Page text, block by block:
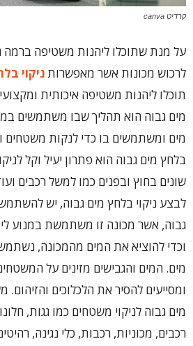
קרדיט canva
על מנת שתוכלו ליהנות משטיפה ברמה
לרכוש מכונות אשר מאפשרותניקוי
תוכלו ליהנות משטיפה איכותית
מים גבוה הוא תהליך שבו משתמשים
מים ומשתמשים בו כדי לנקות משטחים
בלחץ מים גבוה הוא פתרון יעיל וקל
שונים בחוץ ובפנים כמו למשל רכבים
לבצע ניקוי בלחץ מים גבוה, יש
גבוה, אשר מכונה זו משתמשת במנוע
וכדי להוציא את המים מהמכונה, נשתמש
מים. המים והגבישים מזינים על
ומסייעים להסיר את הלכלוכים
מים גבוה לניקוי משטחים כמו גגות,
רכבים, מכוניות, רכבות, כלי נגינה,